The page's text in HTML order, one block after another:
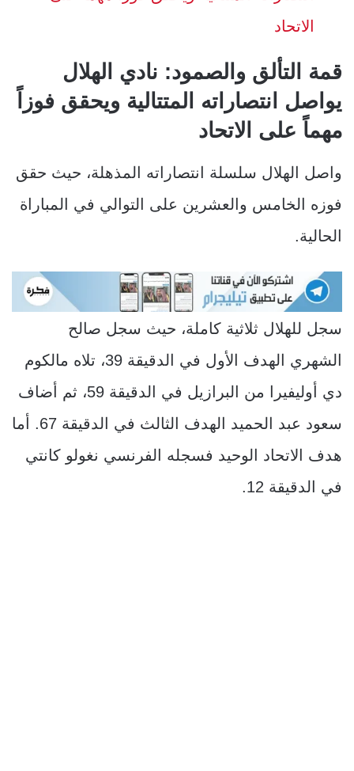
الاتحاد
قمة التألق والصمود: نادي الهلال
يواصل انتصاراته المتتالية ويحقق فوزاً
مهماً على الاتحاد
واصل الهلال سلسلة انتصاراته المذهلة، حيث حقق
فوزه الخامس والعشرين على التوالي في المباراة
الحالية.
سجل للهلال ثلاثية كاملة، حيث سجل صالح
الشهري الهدف الأول في الدقيقة 39، تلاه مالكوم
دي أوليفيرا من البرازيل في الدقيقة 59، ثم أضاف
سعود عبد الحميد الهدف الثالث في الدقيقة 67. أما
هدف الاتحاد الوحيد فسجله الفرنسي نغولو كانتي
في الدقيقة 12.